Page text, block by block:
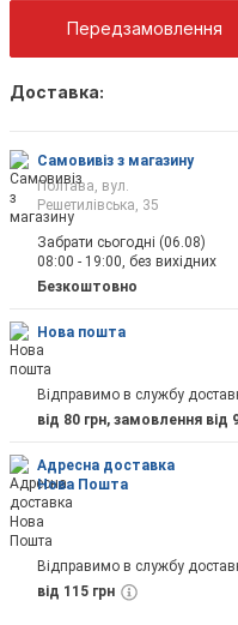
Передзамовлення
Доставка:
Самовивіз з магазину
Полтава, вул.
Решетилівська, 35
Забрати сьогодні (06.08)
08:00 - 19:00, без вихідних
Безкоштовно
Нова пошта
Відправимо в службу
від 80 грн, замовлення
Адресна доставка
Нова Пошта
Відправимо в службу
від 115 грн